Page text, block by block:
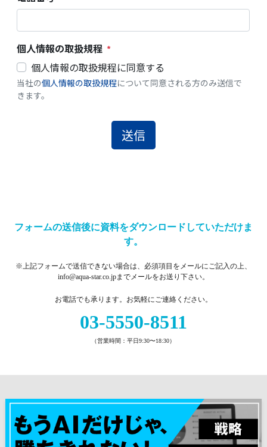
フォームの送信後に資料をダウンロードしていただけま
す。
※上記フォームで送信できない場合は、必須項目をメールにご記入の上、
info@aqua-star.co.jpまでメールをお送り下さい。
お電話でも承ります。お気軽にご連絡ください。
03-5550-8511
（営業時間：平日9:30〜18:30）